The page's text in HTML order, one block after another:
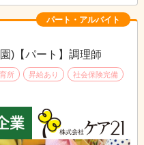
パート・アルバイト
)【パート】調理師
所 昇給あり
社会保険完備